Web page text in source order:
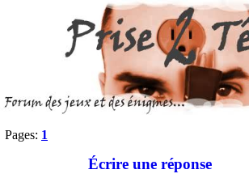
Pages: 1
Écrire une réponse